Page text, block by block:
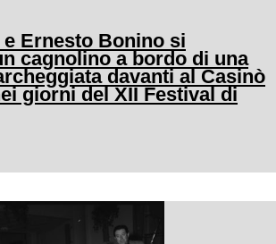
Ernesto Bonino si
cagnolino a bordo di una
davanti al Casinò
giorni del XII Festival di